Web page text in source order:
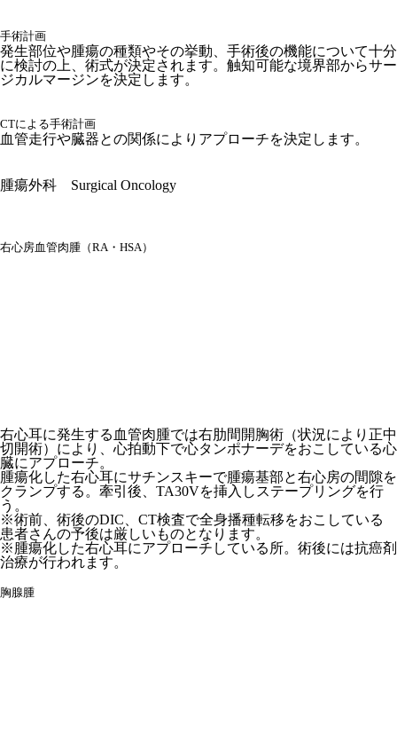
手術計画
発生部位や腫瘍の種類やその挙動、手術後の機能について十分
に検討の上、術式が決定されます。触知可能な境界部からサー
ジカルマージンを決定します。
CTによる手術計画
血管走行や臓器との関係によりアプローチを決定します。
腫瘍外科 Surgical Oncology
右心房血管肉腫（RA・HSA）
右心耳に発生する血管肉腫では右肋間開胸術（状況により正中
切開術）により、心拍動下で心タンポナーデをおこしている心
臓にアプローチ。
腫瘍化した右心耳にサチンスキーで腫瘍基部と右心房の間隙を
クランプする。牽引後、TA30Vを挿入しステープリングを行
う。
※術前、術後のDIC、CT検査で全身播種転移をおこしている
患者さんの予後は厳しいものとなります。
※腫瘍化した右心耳にアプローチしている所。術後には抗癌剤
治療が行われます。
胸腺腫